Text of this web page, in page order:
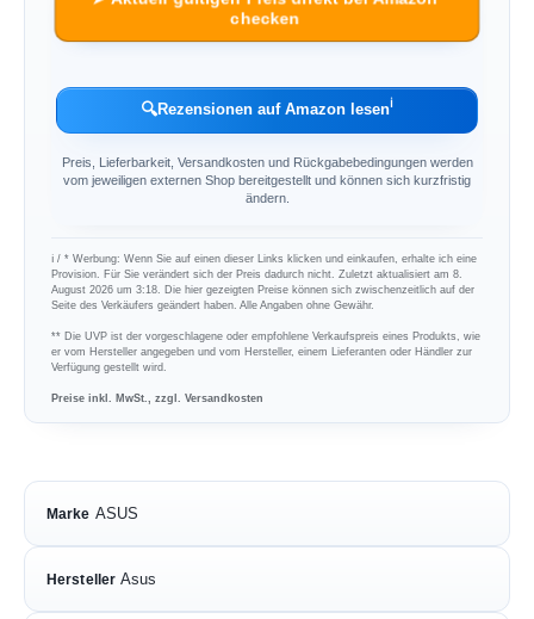
checken
🔍Rezensionen auf Amazon lesenℹ︎
Preis, Lieferbarkeit, Versandkosten und Rückgabebedingungen werden
vom jeweiligen externen Shop bereitgestellt und können sich kurzfristig
ändern.
ℹ︎ / * Werbung: Wenn Sie auf einen dieser Links klicken und einkaufen, erhalte ich eine
Provision. Für Sie verändert sich der Preis dadurch nicht. Zuletzt aktualisiert am 8.
August 2026 um 3:18. Die hier gezeigten Preise können sich zwischenzeitlich auf der
Seite des Verkäufers geändert haben. Alle Angaben ohne Gewähr.
** Die UVP ist der vorgeschlagene oder empfohlene Verkaufspreis eines Produkts, wie
er vom Hersteller angegeben und vom Hersteller, einem Lieferanten oder Händler zur
Verfügung gestellt wird.
Preise inkl. MwSt., zzgl. Versandkosten
Marke ASUS
Hersteller Asus